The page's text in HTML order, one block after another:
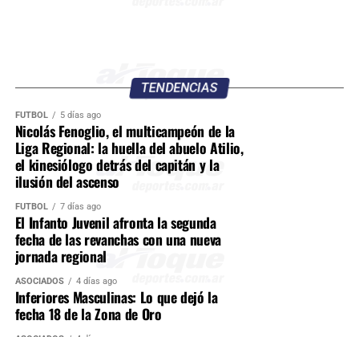
TENDENCIAS
FÚTBOL 5 días ago
Nicolás Fenoglio, el multicampeón de la
Liga Regional: la huella del abuelo Atilio,
el kinesiólogo detrás del capitán y la
ilusión del ascenso
FÚTBOL 7 días ago
El Infanto Juvenil afronta la segunda
fecha de las revanchas con una nueva
jornada regional
ASOCIADOS 4 días ago
Inferiores Masculinas: Lo que dejó la
fecha 18 de la Zona de Oro